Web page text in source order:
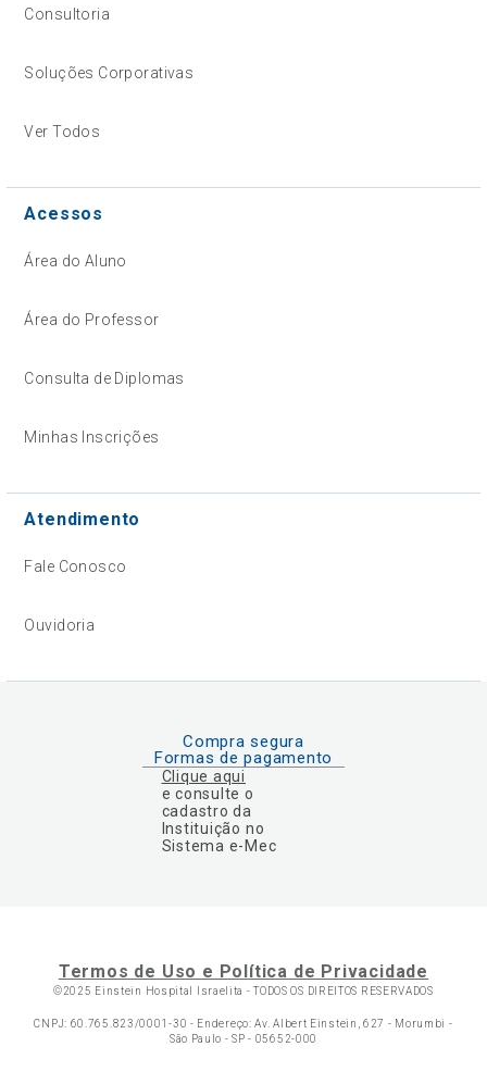
Consultoria
Soluções Corporativas
Ver Todos
Acessos
Área do Aluno
Área do Professor
Consulta de Diplomas
Minhas Inscrições
Atendimento
Fale Conosco
Ouvidoria
Compra segura
Formas de pagamento
Clique aqui
e consulte o
cadastro da
Instituição no
Sistema e-Mec
Termos de Uso e Política de Privacidade
©2025 Einstein Hospital Israelita -TODOS OS DIREITOS RESERVADOS
CNPJ: 60.765.823/0001-30 - Endereço: Av. Albert Einstein, 627 - Morumbi -
São Paulo - SP - 05652-000